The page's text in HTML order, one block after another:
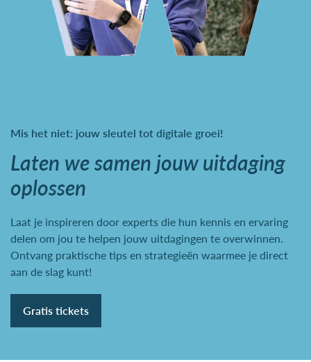
Mis het niet: jouw sleutel tot digitale groei!
Laten we samen jouw uitdaging
oplossen
Laat je inspireren door experts die hun kennis en ervaring
delen om jou te helpen jouw uitdagingen te overwinnen.
Ontvang praktische tips en strategieën waarmee je direct
aan de slag kunt!
Gratis tickets